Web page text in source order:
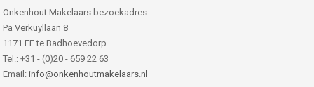
Onkenhout Makelaars bezoekadres:
Pa Verkuyllaan 8
1171 EE te Badhoevedorp.
Tel.: +31 - (0)20 - 659 22 63
Email: info@onkenhoutmakelaars.nl